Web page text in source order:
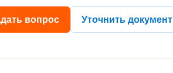
вопрос Уточнить документ